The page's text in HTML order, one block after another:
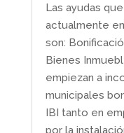
Las ayudas
actualmente
son:
Bienes
empiezan a
municipales
IBI tanto en
por la